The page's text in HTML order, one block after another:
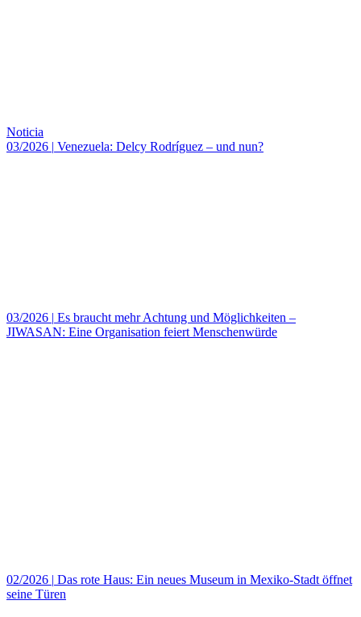
Noticia
03/2026 | Venezuela: Delcy Rodríguez – und nun?
03/2026 | Es braucht mehr Achtung und Möglichkeiten –
JIWASAN: Eine Organisation feiert Menschenwürde
02/2026 | Das rote Haus: Ein neues Museum in Mexiko‑Stadt öffnet
seine Türen